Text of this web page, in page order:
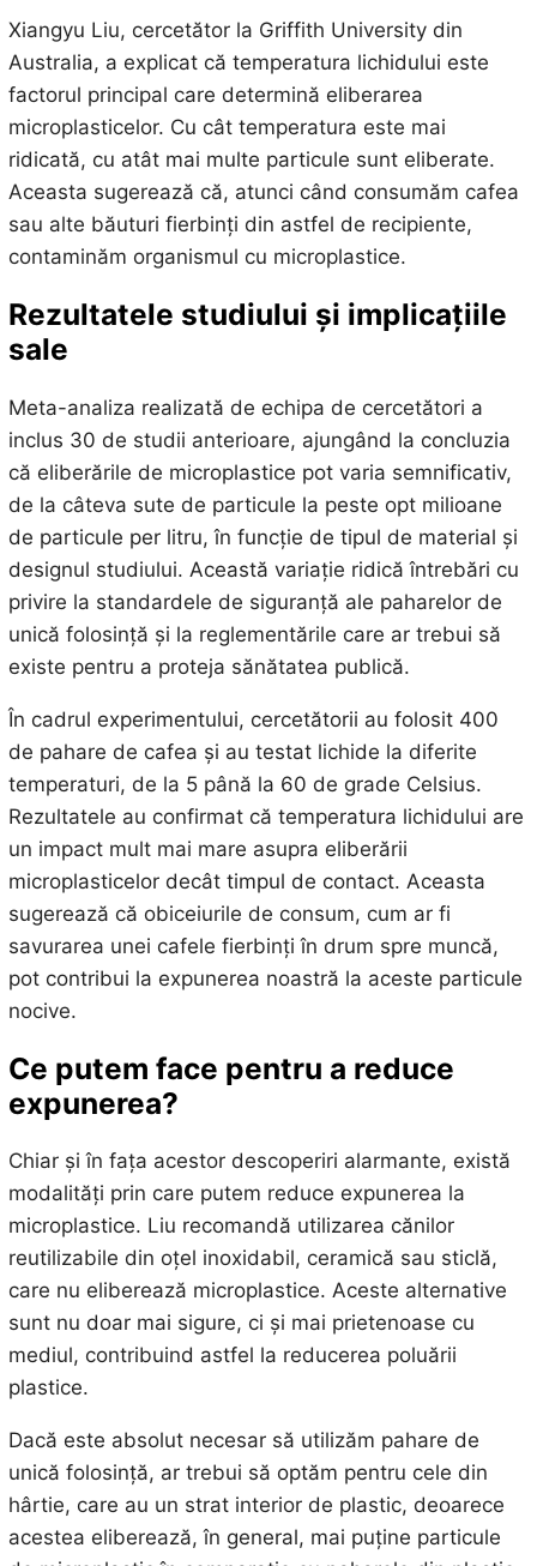
Xiangyu Liu, cercetător la Griffith University din
Australia, a explicat că temperatura lichidului este
factorul principal care determină eliberarea
microplasticelor. Cu cât temperatura este mai
ridicată, cu atât mai multe particule sunt eliberate.
Aceasta sugerează că, atunci când consumăm cafea
sau alte băuturi fierbinți din astfel de recipiente,
contaminăm organismul cu microplastice.
Rezultatele studiului și implicațiile
sale
Meta-analiza realizată de echipa de cercetători a
inclus 30 de studii anterioare, ajungând la concluzia
că eliberările de microplastice pot varia semnificativ,
de la câteva sute de particule la peste opt milioane
de particule per litru, în funcție de tipul de material și
designul studiului. Această variație ridică întrebări cu
privire la standardele de siguranță ale paharelor de
unică folosință și la reglementările care ar trebui să
existe pentru a proteja sănătatea publică.
În cadrul experimentului, cercetătorii au folosit 400
de pahare de cafea și au testat lichide la diferite
temperaturi, de la 5 până la 60 de grade Celsius.
Rezultatele au confirmat că temperatura lichidului are
un impact mult mai mare asupra eliberării
microplasticelor decât timpul de contact. Aceasta
sugerează că obiceiurile de consum, cum ar fi
savurarea unei cafele fierbinți în drum spre muncă,
pot contribui la expunerea noastră la aceste particule
nocive.
Ce putem face pentru a reduce
expunerea?
Chiar și în fața acestor descoperiri alarmante, există
modalități prin care putem reduce expunerea la
microplastice. Liu recomandă utilizarea cănilor
reutilizabile din oțel inoxidabil, ceramică sau sticlă,
care nu eliberează microplastice. Aceste alternative
sunt nu doar mai sigure, ci și mai prietenoase cu
mediul, contribuind astfel la reducerea poluării
plastice.
Dacă este absolut necesar să utilizăm pahare de
unică folosință, ar trebui să optăm pentru cele din
hârtie, care au un strat interior de plastic, deoarece
acestea eliberează, în general, mai puține particule